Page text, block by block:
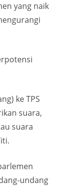
yang naik
ke TPS
suara,
suara
undang